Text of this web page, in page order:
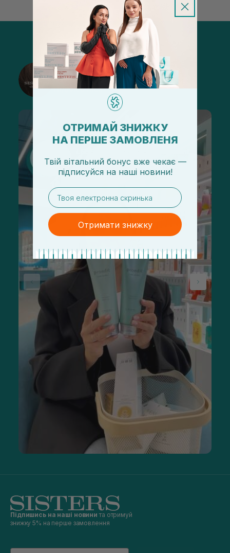
@sisters_stelmakh в Instagram
Підписатися
Підпишись на наші новини та отримуй
знижку 5% на перше замовлення
ОТРИМАЙ ЗНИЖКУ
НА ПЕРШЕ ЗАМОВЛЕНЯ
Твій вітальний бонус вже чекає —
підписуйся на наші новини!
email
Отримати знижку